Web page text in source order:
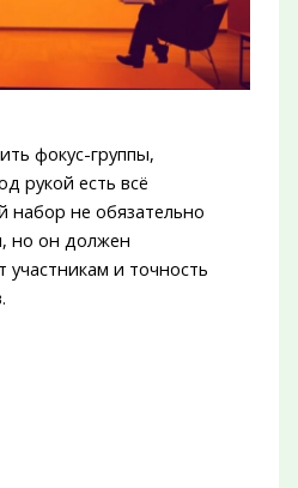
фокус-группы,
рукой есть всё
набор не обязательно
но он должен
и точность